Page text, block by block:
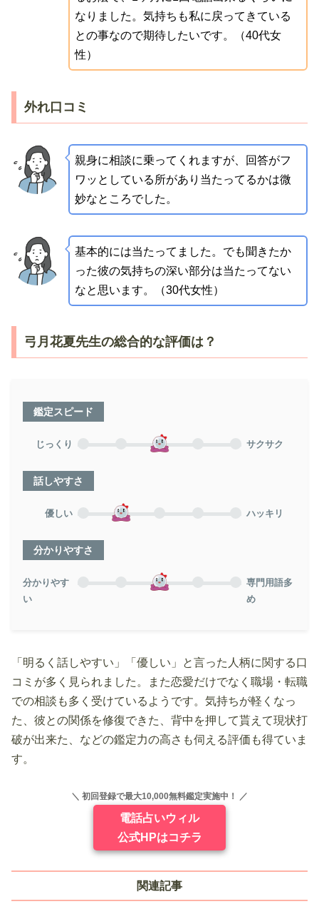
なりました。気持ちも私に戻ってきている
との事なので期待したいです。（40代女
性）
外れ口コミ
親身に相談に乗ってくれますが、回答がフ
ワッとしている所があり当たってるかは微
妙なところでした。
基本的には当たってました。でも聞きたか
った彼の気持ちの深い部分は当たってない
なと思います。（30代女性）
弓月花夏先生の総合的な評価は？
鑑定スピード
じっくり サクサク
話しやすさ
優しい ハッキリ
分かりやすさ
分かりやす
い
専門用語多
め
「明るく話しやすい」「優しい」と言った人柄に関する口
コミが多く見られました。また恋愛だけでなく職場・転職
での相談も多く受けているようです。気持ちが軽くなっ
た、彼との関係を修復できた、背中を押して貰えて現状打
破が出来た、などの鑑定力の高さも伺える評価も得ていま
す。
＼ 初回登録で最大10,000無料鑑定実施中！ ／
電話占いウィル
公式HPはコチラ
関連記事